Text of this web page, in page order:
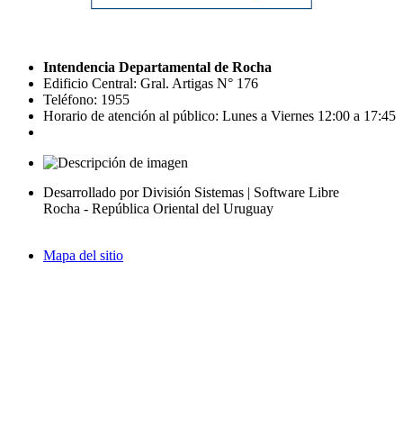
Intendencia Departamental de Rocha
Edificio Central: Gral. Artigas N° 176
Teléfono: 1955
Horario de atención al público: Lunes a Viernes 12:00 a 17:45
Desarrollado por División Sistemas | Software Libre
Rocha - República Oriental del Uruguay
Mapa del sitio